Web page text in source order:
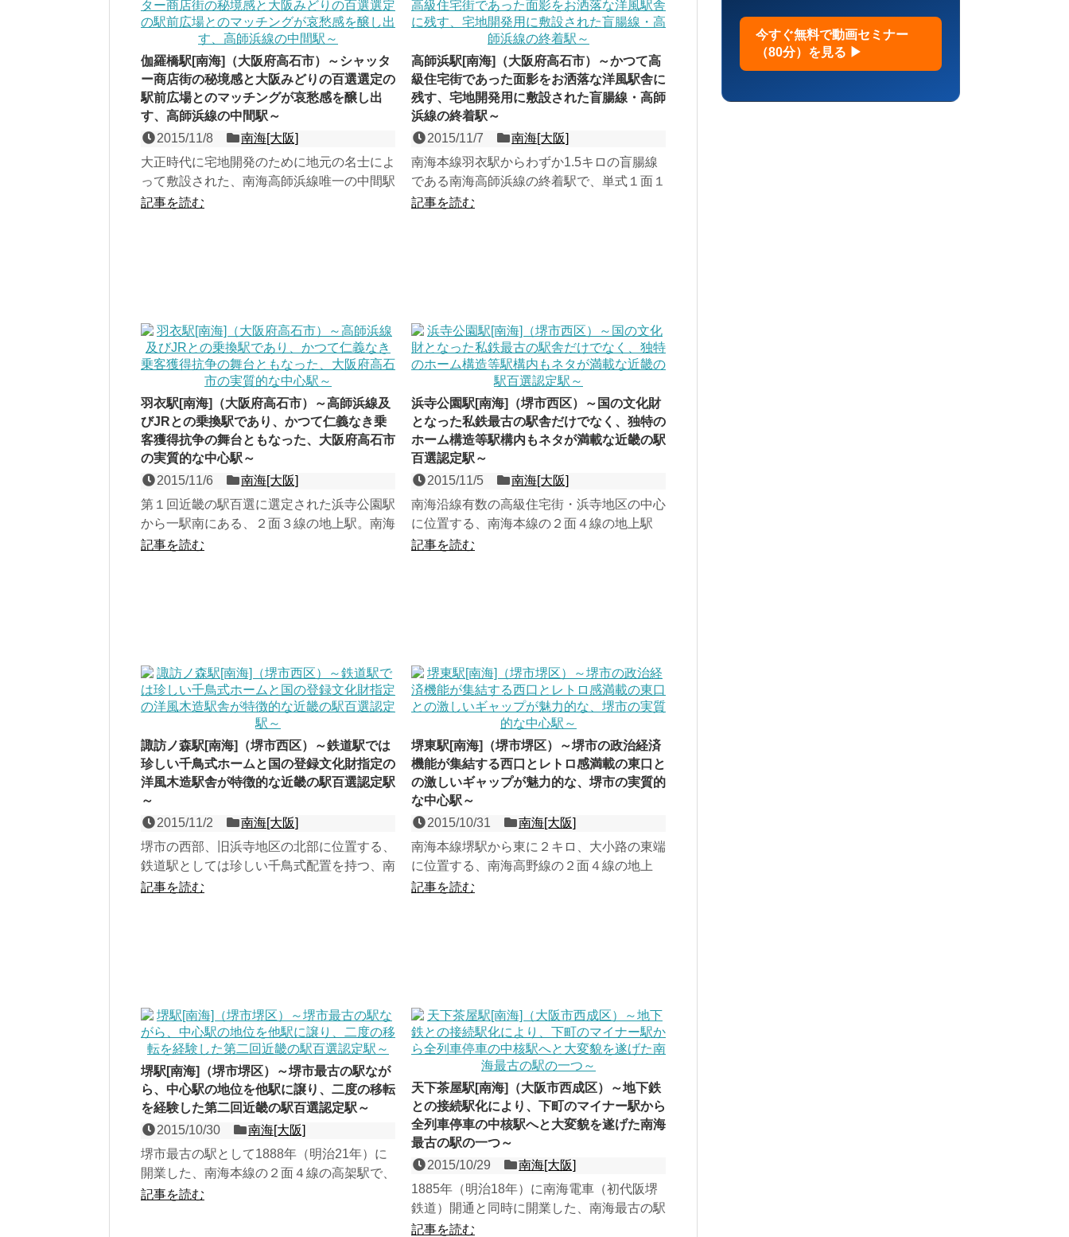
伽羅橋駅[南海]（大阪府高石市）～シャッタ
ー商店街の秘境感と大阪みどりの百選選定の
駅前広場とのマッチングが哀愁感を醸し出
す、高師浜線の中間駅～
2015/11/8
南海[大阪]
大正時代に宅地開発のために地元の名士によ
って敷設された、南海高師浜線唯一の中間駅
である１面１線の高架駅。開発当初は「キャ
記事を読む
高師浜駅[南海]（大阪府高石市）～かつて高
級住宅街であった面影をお洒落な洋風駅舎に
残す、宅地開発用に敷設された盲腸線・高師
浜線の終着駅～
2015/11/7
南海[大阪]
南海本線羽衣駅からわずか1.5キロの盲腸線
である南海高師浜線の終着駅で、単式１面１
線の高架駅。「たかし『の』はま」とは、読
記事を読む
羽衣駅[南海]（大阪府高石市）～高師浜線及
びJRとの乗換駅であり、かつて仁義なき乗
客獲得抗争の舞台ともなった、大阪府高石市
の実質的な中心駅～
2015/11/6
南海[大阪]
第１回近畿の駅百選に選定された浜寺公園駅
から一駅南にある、２面３線の地上駅。南海
本線と高師浜線の接続駅であると同時に、
記事を読む
浜寺公園駅[南海]（堺市西区）～国の文化財
となった私鉄最古の駅舎だけでなく、独特の
ホーム構造等駅構内もネタが満載な近畿の駅
百選認定駅～
2015/11/5
南海[大阪]
南海沿線有数の高級住宅街・浜寺地区の中心
に位置する、南海本線の２面４線の地上駅
で、栄えある第１回近畿の駅百選認定駅。
記事を読む
諏訪ノ森駅[南海]（堺市西区）～鉄道駅では
珍しい千鳥式ホームと国の登録文化財指定の
洋風木造駅舎が特徴的な近畿の駅百選認定駅
～
2015/11/2
南海[大阪]
堺市の西部、旧浜寺地区の北部に位置する、
鉄道駅としては珍しい千鳥式配置を持つ、南
海本線の２面２線の地上駅で、第４回近畿の
記事を読む
堺東駅[南海]（堺市堺区）～堺市の政治経済
機能が集結する西口とレトロ感満載の東口と
の激しいギャップが魅力的な、堺市の実質的
な中心駅～
2015/10/31
南海[大阪]
南海本線堺駅から東に２キロ、大小路の東端
に位置する、南海高野線の２面４線の地上
駅。戦後堺市の政治・経済の中心として発展
記事を読む
堺駅[南海]（堺市堺区）～堺市最古の駅なが
ら、中心駅の地位を他駅に譲り、二度の移転
を経験した第二回近畿の駅百選認定駅～
2015/10/30
南海[大阪]
堺市最古の駅として1888年（明治21年）に
開業した、南海本線の２面４線の高架駅で、
第二回近畿の駅百選認定駅。しかし、駅名と
記事を読む
天下茶屋駅[南海]（大阪市西成区）～地下鉄
との接続駅化により、下町のマイナー駅から
全列車停車の中核駅へと大変貌を遂げた南海
最古の駅の一つ～
2015/10/29
南海[大阪]
1885年（明治18年）に南海電車（初代阪堺
鉄道）開通と同時に開業した、南海最古の駅
の一つで、３面４線の高架駅。長らく各駅停
記事を読む
今すぐ無料で動画セミナー
（80分）を見る ▶